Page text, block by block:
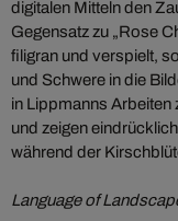
digitalen Mitteln den
Gegensatz zu „Rose
filigran und verspielt,
und Schwere in die
in Lippmanns Arbeiten
und zeigen
während der
Language of